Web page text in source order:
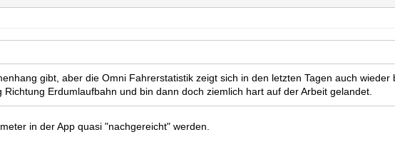
gibt, aber die Omni Fahrerstatistik zeigt sich in den letzten Tagen auch wieder
Erdumlaufbahn und bin dann doch ziemlich hart auf der Arbeit gelandet.
in der App quasi "nachgereicht" werden.